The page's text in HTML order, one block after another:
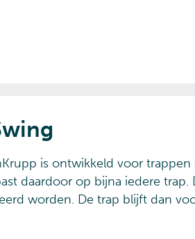
is ontwikkeld voor
daardoor op bijna iedere trap.
worden. De trap blijft dan